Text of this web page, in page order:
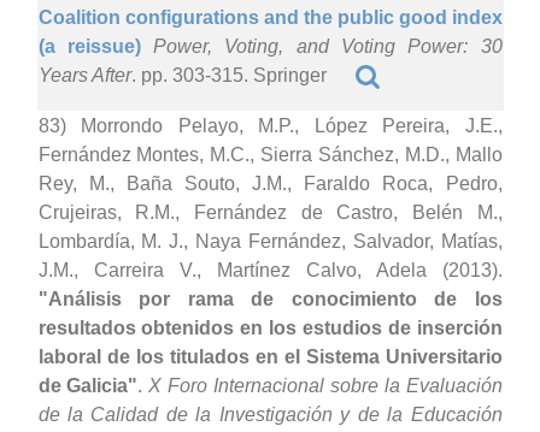
Coalition configurations and the public good index
(a reissue)Power, Voting, and Voting Power: 30
Years After. pp. 303-315. Springer
83) Morrondo Pelayo, M.P., López Pereira, J.E.,
Fernández Montes, M.C., Sierra Sánchez, M.D., Mallo
Rey, M., Baña Souto, J.M., Faraldo Roca, Pedro,
Crujeiras, R.M., Fernández de Castro, Belén M.,
Lombardía, M. J., Naya Fernández, Salvador, Matías,
J.M., Carreira V., Martínez Calvo, Adela (2013).
"Análisis por rama de conocimiento de los
resultados obtenidos en los estudios de inserción
laboral de los titulados en el Sistema Universitario
de Galicia". X Foro Internacional sobre la Evaluación
de la Calidad de la Investigación y de la Educación